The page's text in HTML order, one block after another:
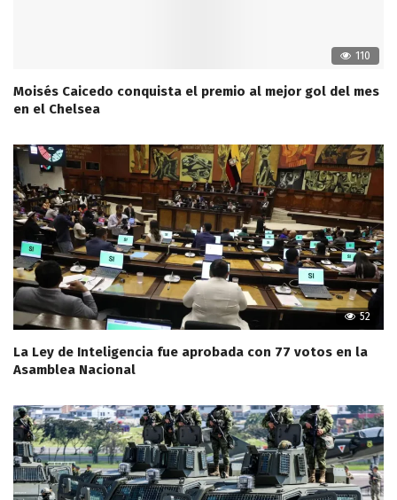
110
Moisés Caicedo conquista el premio al mejor gol del mes
en el Chelsea
52
La Ley de Inteligencia fue aprobada con 77 votos en la
Asamblea Nacional